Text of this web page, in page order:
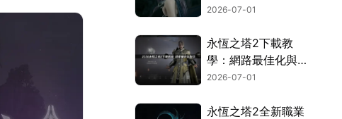
全攻略！
2026-07-01
永恆之塔2下載教
學：網路最佳化與完
整安裝流程指南！
2026-07-01
永恆之塔2全新職業